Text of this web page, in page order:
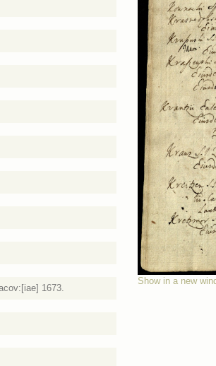
1673.
Show in a new